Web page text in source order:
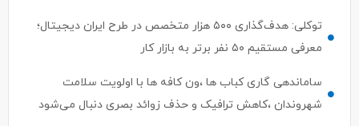
توکلی: هدف‌گذاری ۵۰۰ هزار متخصص در طرح ایران دیجیتال؛
معرفی مستقیم ۵۰ نفر برتر به بازار کار
ساماندهی گاری کباب ها ،ون کافه ها با اولویت سلامت
شهروندان ،کاهش ترافیک و حذف زوائد بصری دنبال می‌شود